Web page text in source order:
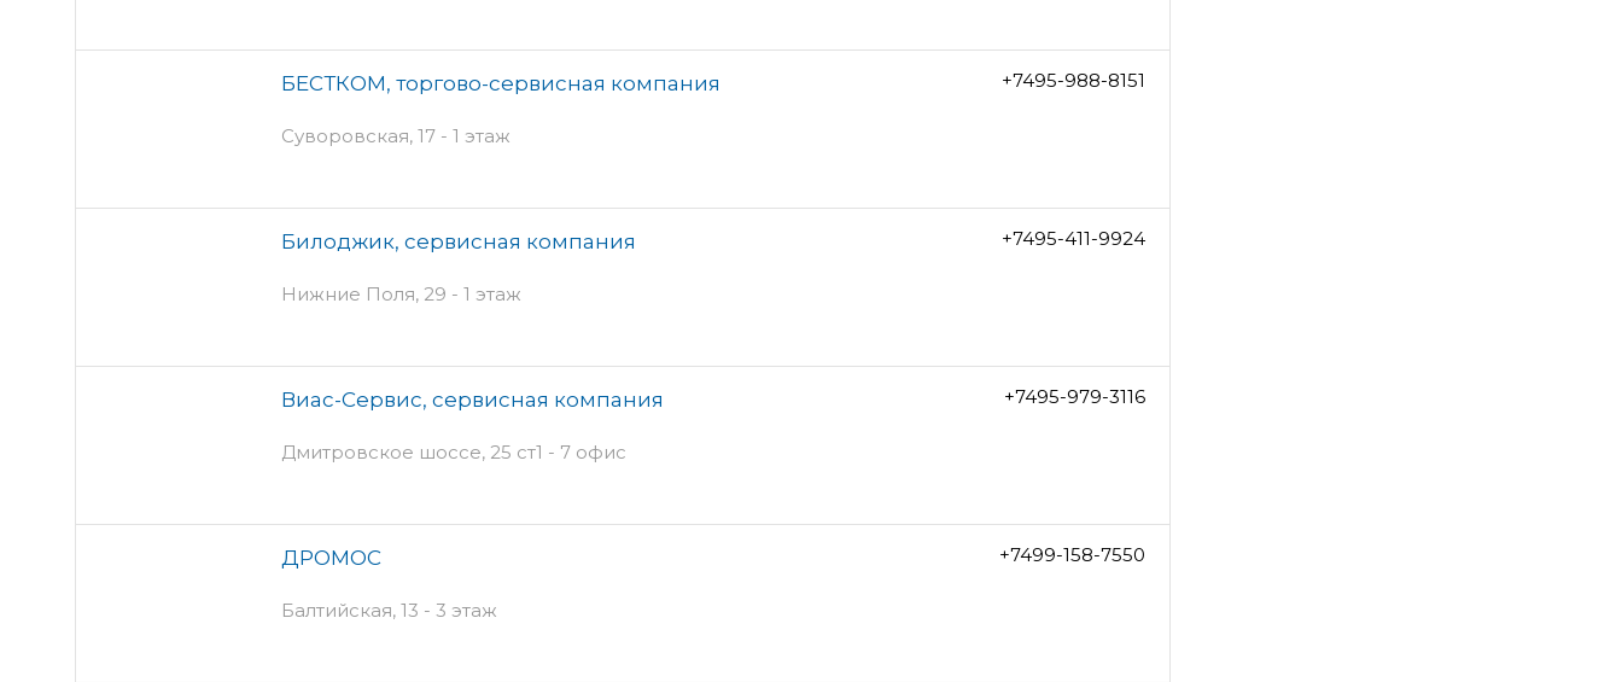
БЕСТКОМ, торгово-сервисная компания
Суворовская, 17 - 1 этаж
+7495-988-8151
Билоджик, сервисная компания
Нижние Поля, 29 - 1 этаж
+7495-411-9924
Виас-Сервис, сервисная компания
Дмитровское шоссе, 25 ст1 - 7 офис
+7495-979-3116
ДРОМОС
Балтийская, 13 - 3 этаж
+7499-158-7550